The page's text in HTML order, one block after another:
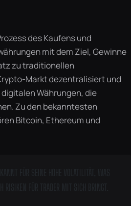
des Kaufens und
mit dem Ziel, Gewinne
zu traditionellen
Markt dezentralisiert und
Währungen, die
Zu den bekanntesten
Bitcoin, Ethereum und